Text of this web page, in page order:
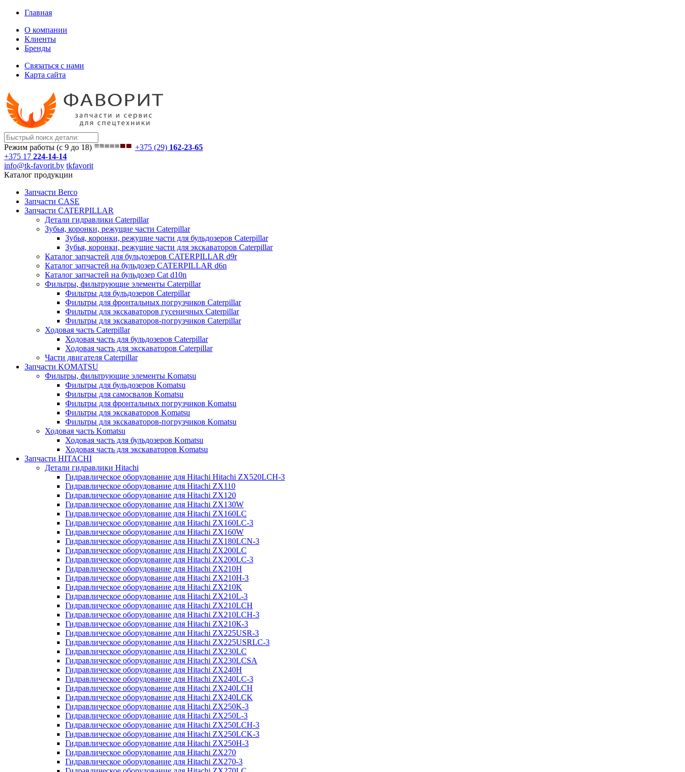
Главная
О компании
Клиенты
Бренды
Связаться с нами
Карта сайта
Режим работы (с 9 до 18) +375 (29) 162-23-65
+375 17 224-14-14
info@tk-favorit.by tkfavorit
Каталог продукции
Запчасти Berco
Запчасти CASE
Запчасти CATERPILLAR
Детали гидравлики Caterpillar
Зубья, коронки, режущие части Caterpillar
Зубья, коронки, режущие части для бульдозеров Caterpillar
Зубья, коронки, режущие части для экскаваторов Caterpillar
Каталог запчастей для бульдозеров CATERPILLAR d9r
Каталог запчастей на бульдозер CATERPILLAR d6n
Каталог запчастей на бульдозер Сat d10n
Фильтры, фильтрующие элементы Caterpillar
Фильтры для бульдозеров Caterpillar
Фильтры для фронтальных погрузчиков Caterpillar
Фильтры для экскаваторов гусеничных Caterpillar
Фильтры для экскаваторов-погрузчиков Caterpillar
Ходовая часть Caterpillar
Ходовая часть для бульдозеров Caterpillar
Ходовая часть для экскаваторов Caterpillar
Части двигателя Caterpillar
Запчасти KOMATSU
Фильтры, фильтрующие элементы Komatsu
Фильтры для бульдозеров Komatsu
Фильтры для самосвалов Komatsu
Фильтры для фронтальных погрузчиков Komatsu
Фильтры для экскаваторов Komatsu
Фильтры для экскаваторов-погрузчиков Komatsu
Ходовая часть Komatsu
Ходовая часть для бульдозеров Komatsu
Ходовая часть для экскаваторов Komatsu
Запчасти HITACHI
Детали гидравлики Hitachi
Гидравлическое оборудование для Hitachi Hitachi ZX520LCH-3
Гидравлическое оборудование для Hitachi ZX110
Гидравлическое оборудование для Hitachi ZX120
Гидравлическое оборудование для Hitachi ZX130W
Гидравлическое оборудование для Hitachi ZX160LC
Гидравлическое оборудование для Hitachi ZX160LC-3
Гидравлическое оборудование для Hitachi ZX160W
Гидравлическое оборудование для Hitachi ZX180LCN-3
Гидравлическое оборудование для Hitachi ZX200LC
Гидравлическое оборудование для Hitachi ZX200LC-3
Гидравлическое оборудование для Hitachi ZX210H
Гидравлическое оборудование для Hitachi ZX210H-3
Гидравлическое оборудование для Hitachi ZX210K
Гидравлическое оборудование для Hitachi ZX210L-3
Гидравлическое оборудование для Hitachi ZX210LCH
Гидравлическое оборудование для Hitachi ZX210LCH-3
Гидравлическое оборудование для Hitachi ZX210К-3
Гидравлическое оборудование для Hitachi ZX225USR-3
Гидравлическое оборудование для Hitachi ZX225USRLC-3
Гидравлическое оборудование для Hitachi ZX230LC
Гидравлическое оборудование для Hitachi ZX230LCSA
Гидравлическое оборудование для Hitachi ZX240H
Гидравлическое оборудование для Hitachi ZX240LC-3
Гидравлическое оборудование для Hitachi ZX240LCH
Гидравлическое оборудование для Hitachi ZX240LCK
Гидравлическое оборудование для Hitachi ZX250K-3
Гидравлическое оборудование для Hitachi ZX250L-3
Гидравлическое оборудование для Hitachi ZX250LCH-3
Гидравлическое оборудование для Hitachi ZX250LCK-3
Гидравлическое оборудование для Hitachi ZX250Н-3
Гидравлическое оборудование для Hitachi ZX270
Гидравлическое оборудование для Hitachi ZX270-3